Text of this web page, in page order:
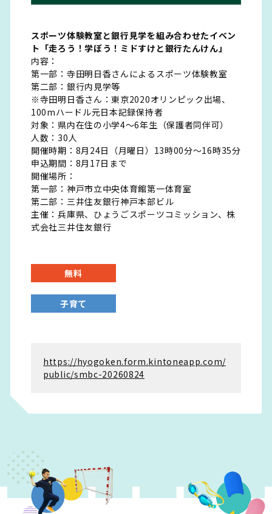
スポーツ体験教室と銀行見学を組み合わせたイベン
ト「走ろう！学ぼう！ミドすけと銀行たんけん」
内容：
第一部：寺田明日香さんによるスポーツ体験教室
第二部：銀行内見学等
※寺田明日香さん：東京2020オリンピック出場、
100mハードル元日本記録保持者
対象：県内在住の小学4～6年生（保護者同伴可）
人数：30人
開催時期：8月24日（月曜日）13時00分～16時35分
申込期間：8月17日まで
開催場所：
第一部：神戸市立中央体育館第一体育室
第二部：三井住友銀行神戸本部ビル
主催：兵庫県、ひょうごスポーツコミッション、株
式会社三井住友銀行
無料
子育て
https://hyogoken.form.kintoneapp.com/
public/smbc-20260824